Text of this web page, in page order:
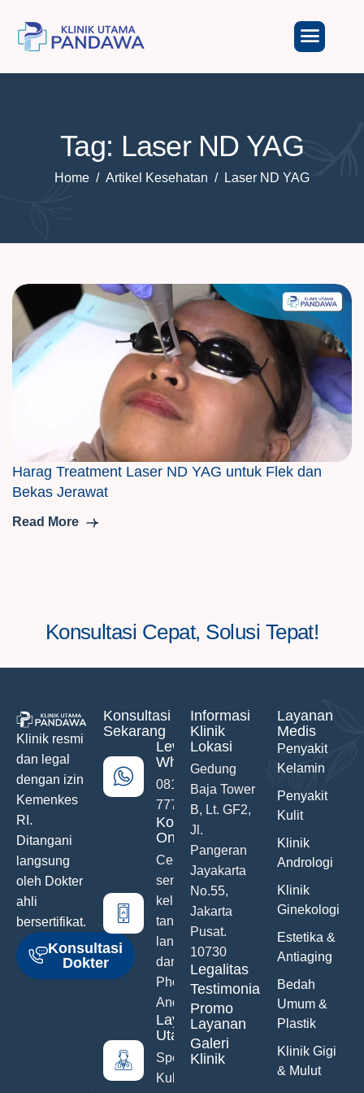
Tag: Laser ND YAG
Home Artikel Kesehatan Laser ND YAG
Harag Treatment Laser ND YAG untuk Flek dan
Bekas Jerawat
Read More
Konsultasi Cepat, Solusi Tepat!
Klinik resmi
dan legal
dengan izin
Kemenkes
RI.
Ditangani
langsung
oleh Dokter
ahli
bersertifikat.
Konsultasi
Dokter
Konsultasi
Sekarang
Lewat
WhatsApp
0811-742-
777
Konsultasi
Online
Ceritakan
semua
keluhanmu
tanpa malu
langsung
dari Hand
Phone
Anda
Layanan
Utama
Spesialis
Kulit &
Informasi
Klinik
Lokasi
Gedung
Baja Tower
B, Lt. GF2,
Jl.
Pangeran
Jayakarta
No.55,
Jakarta
Pusat.
10730
Legalitas
Testimonials
Promo
Layanan
Galeri
Klinik
Layanan
Medis
Penyakit
Kelamin
Penyakit
Kulit
Klinik
Andrologi
Klinik
Ginekologi
Estetika &
Antiaging
Bedah
Umum &
Plastik
Klinik Gigi
& Mulut